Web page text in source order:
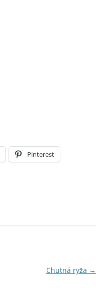
Pinterest
Chutná ryža →